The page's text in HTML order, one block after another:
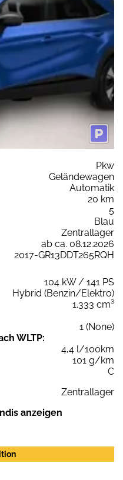
Pkw
Geländewagen
Automatik
20 km
5
Blau
Zentrallager
ab ca. 08.12.2026
2017-GR13DDT265RQH
104 kW / 141 PS
Hybrid (Benzin/Elektro)
1.333 cm³
1 (None)
WLTP:
4,4 l/100km
101 g/km
C
Zentrallager
anzeigen